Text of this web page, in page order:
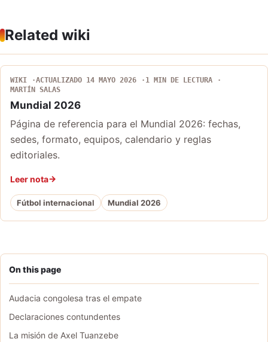
On this page
Audacia congolesa tras el empate
Declaraciones contundentes
La misión de Axel Tuanzebe
Related wiki
WIKI ACTUALIZADO 14 MAYO 2026
1 MIN DE LECTURA
MARTÍN SALAS
Mundial 2026
Página de referencia para el Mundial 2026: fechas,
sedes, formato, equipos, calendario y reglas
editoriales.
Leer nota
Fútbol internacional Mundial 2026